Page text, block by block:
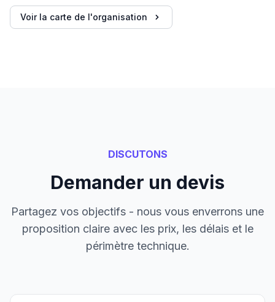
Voir la carte de l'organisation
DISCUTONS
Demander un devis
Partagez vos objectifs - nous vous enverrons une
proposition claire avec les prix, les délais et le
périmètre technique.